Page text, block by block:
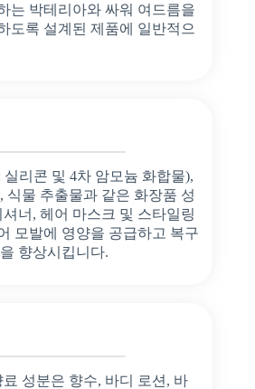
는 박테리아와 싸워 여드름을
도록 설계된 제품에 일반적으
실리콘 및 4차 암모늄 화합물),
식물 추출물과 같은 화장품 성
너, 헤어 마스크 및 스타일링
모발에 영양을 공급하고 복구
향상시킵니다.
성분은 향수, 바디 로션, 바